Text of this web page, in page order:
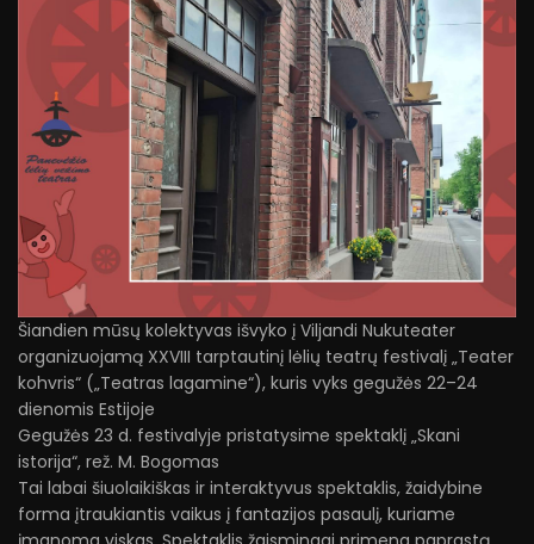
Šiandien mūsų kolektyvas išvyko į Viljandi Nukuteater
organizuojamą XXVIII tarptautinį lėlių teatrų festivalį „Teater
kohvris“ („Teatras lagamine“), kuris vyks gegužės 22–24
dienomis Estijoje
Gegužės 23 d. festivalyje pristatysime spektaklį „Skani
istorija“, rež. M. Bogomas
Tai labai šiuolaikiškas ir interaktyvus spektaklis, žaidybine
forma įtraukiantis vaikus į fantazijos pasaulį, kuriame